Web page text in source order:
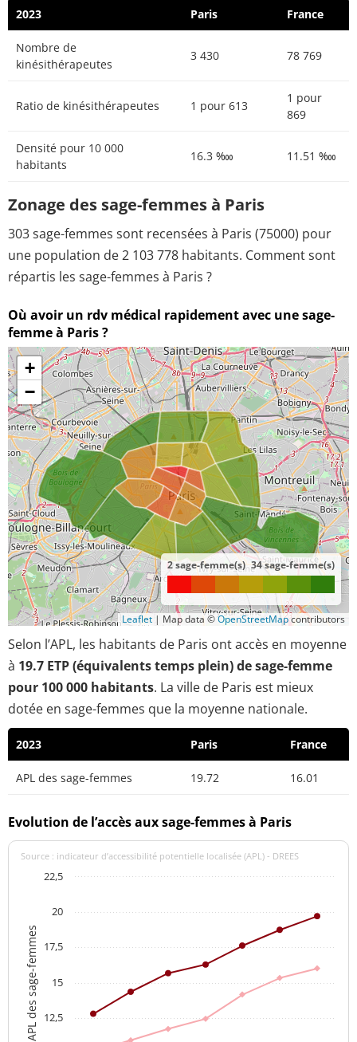
2023 Paris France
Nombre de
kinésithérapeutes
3 430 78 769
Ratio de kinésithérapeutes 1 pour 613
1 pour
869
Densité pour 10 000
habitants
16.3 ‱ 11.51 ‱
Zonage des sage-femmes à Paris
303 sage-femmes sont recensées à Paris (75000) pour
une population de 2 103 778 habitants. Comment sont
répartis les sage-femmes à Paris ?
Où avoir un rdv médical rapidement avec une sage-
femme à Paris ?
+
−
2 sage-femme(s) 34 sage-femme(s)
Leaflet | Map data ©OpenStreetMapcontributors
Selon l’APL, les habitants de Paris ont accès en moyenne
à 19.7 ETP (équivalents temps plein) de sage-femme
pour 100 000 habitants. La ville de Paris est mieux
dotée en sage-femmes que la moyenne nationale.
2023 Paris France
APL des sage-femmes 19.72 16.01
Evolution de l’accès aux sage-femmes à Paris
APL des sage-femmes
Source : indicateur d’accessibilité potentielle localisée (APL) - DREES
12,5
15
17,5
20
22,5